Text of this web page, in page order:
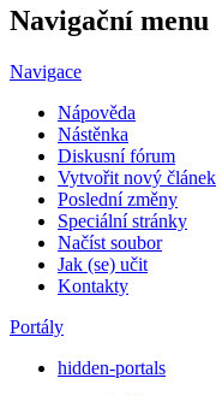
Navigační menu
Navigace
Nápověda
Nástěnka
Diskusní fórum
Vytvořit nový článek
Poslední změny
Speciální stránky
Načíst soubor
Jak (se) učit
Kontakty
Portály
hidden-portals